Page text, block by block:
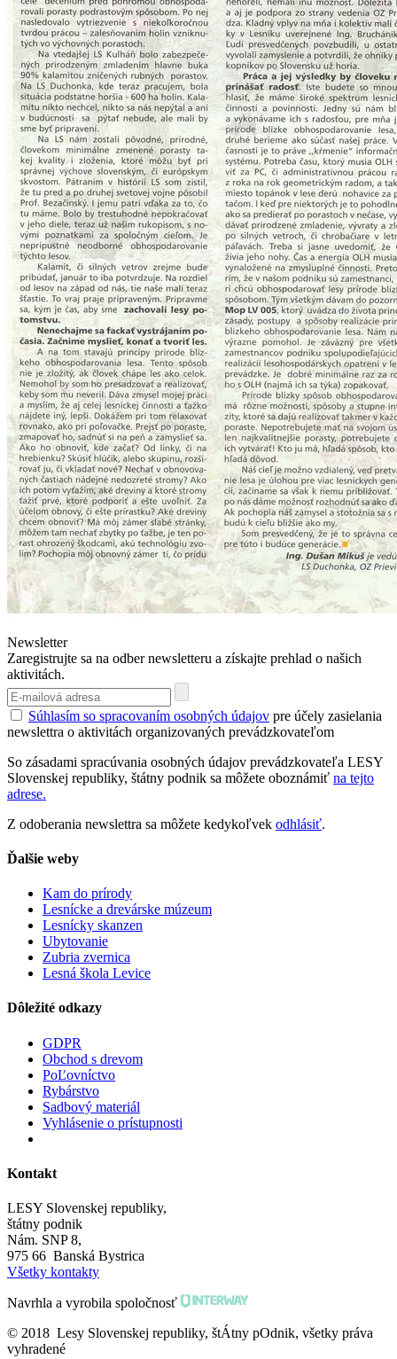
Newsletter
Zaregistrujte sa na odber newsletteru a získajte prehlad o našich
aktivitách.
Súhlasím so spracovaním osobných údajov pre účely zasielania
newslettra o aktivitách organizovaných prevádzkovateľom
So zásadami spracúvania osobných údajov prevádzkovateľa LESY
Slovenskej republiky, štátny podnik sa môžete oboznámiť na tejto
adrese.
Z odoberania newslettra sa môžete kedykoľvek odhlásiť.
Ďalšie weby
Kam do prírody
Lesnícke a drevárske múzeum
Lesnícky skanzen
Ubytovanie
Zubria zvernica
Lesná škola Levice
Dôležité odkazy
GDPR
Obchod s drevom
PoĽovníctvo
Rybárstvo
Sadbový materiál
Vyhlásenie o prístupnosti
Kontakt
LESY Slovenskej republiky,
štátny podnik
Nám. SNP 8,
975 66 Banská Bystrica
Všetky kontakty
Navrhla a vyrobila spoločnosť
© 2018 Lesy Slovenskej republiky, štÁtny pOdnik, všetky práva
vyhradené